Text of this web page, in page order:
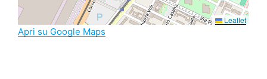
Leaflet
Apri su Google Maps